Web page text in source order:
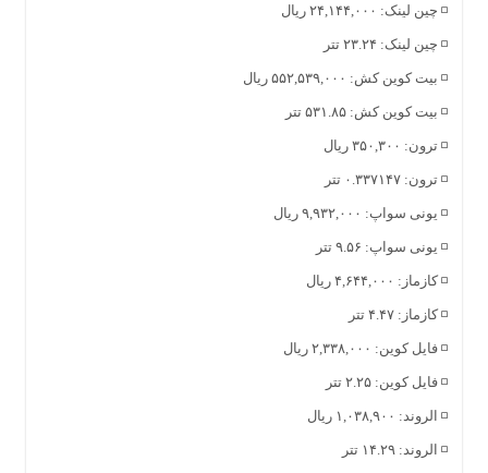
◽️ چین لینک: ۲۴,۱۴۴,۰۰۰ ریال
◽️ چین لینک: ۲۳.۲۴ تتر
◽️ بیت کوین کش: ۵۵۲,۵۳۹,۰۰۰ ریال
◽️ بیت کوین کش: ۵۳۱.۸۵ تتر
◽️ ترون: ۳۵۰,۳۰۰ ریال
◽️ ترون: ۰.۳۳۷۱۴۷ تتر
◽️ یونی سواپ: ۹,۹۳۲,۰۰۰ ریال
◽️ یونی سواپ: ۹.۵۶ تتر
◽️ کازماز: ۴,۶۴۴,۰۰۰ ریال
◽️ کازماز: ۴.۴۷ تتر
◽️ فایل کوین: ۲,۳۳۸,۰۰۰ ریال
◽️ فایل کوین: ۲.۲۵ تتر
◽️ الروند: ۱,۰۳۸,۹۰۰ ریال
◽️ الروند: ۱۴.۲۹ تتر